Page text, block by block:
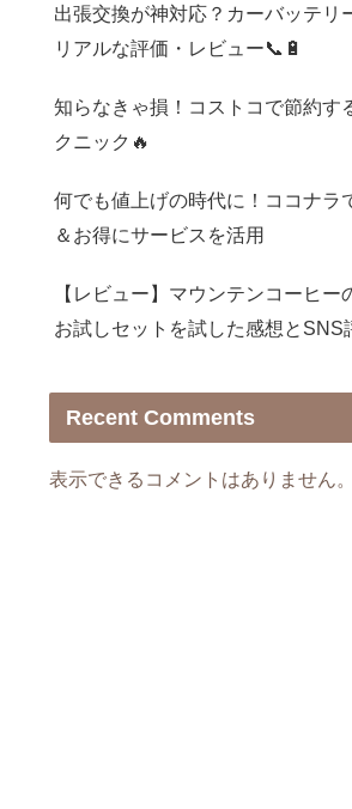
出張交換が神対応？カーバッテリ
リアルな評価・レビュー📞🔋
知らなきゃ損！コストコで節約す
クニック🔥
何でも値上げの時代に！ココナラ
＆お得にサービスを活用
【レビュー】マウンテンコーヒー
お試しセットを試した感想とSNS
Recent Comments
表示できるコメントはありません。